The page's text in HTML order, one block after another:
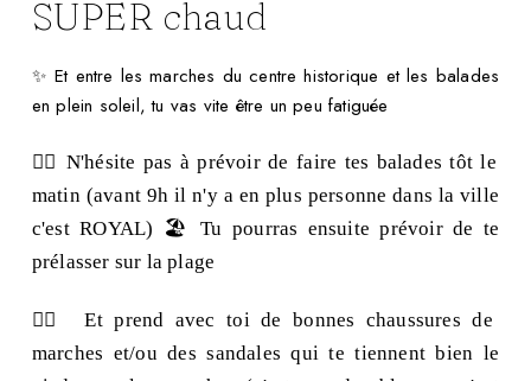
SUPER chaud
✨ Et entre les marches du centre historique et les balades
en plein soleil, tu vas vite être un peu fatiguée
👉🏻 N'hésite pas à prévoir de faire tes balades tôt le
matin (avant 9h il n'y a en plus personne dans la ville
c'est ROYAL)
🏖️Tu pourras ensuite prévoir de te
prélasser sur la plage
👉🏻 Et prend avec toi de bonnes chaussures de
marches et/ou des sandales qui te tiennent bien le